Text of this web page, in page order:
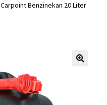
Carpoint Benzinekan 20 Liter